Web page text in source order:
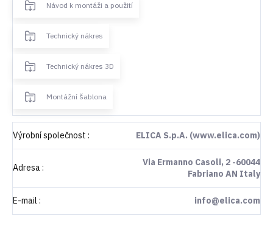
Návod k montáži a použití
Technický nákres
Technický nákres 3D
Montážní šablona
Výrobní společnost : ELICA S.p.A. (www.elica.com)
Adresa :
Via Ermanno Casoli, 2 -60044
Fabriano AN Italy
E-mail : info@elica.com